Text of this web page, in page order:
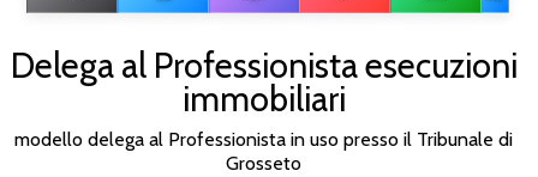
Delega al Professionista esecuzioni
immobiliari
modello delega al Professionista in uso presso il Tribunale di
Grosseto